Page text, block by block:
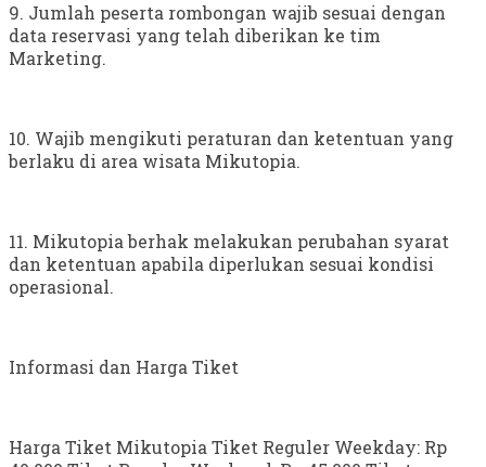
9. Jumlah peserta rombongan wajib sesuai dengan
data reservasi yang telah diberikan ke tim
Marketing.
10. Wajib mengikuti peraturan dan ketentuan yang
berlaku di area wisata Mikutopia.
11. Mikutopia berhak melakukan perubahan syarat
dan ketentuan apabila diperlukan sesuai kondisi
operasional.
Informasi dan Harga Tiket
Harga Tiket Mikutopia Tiket Reguler Weekday: Rp